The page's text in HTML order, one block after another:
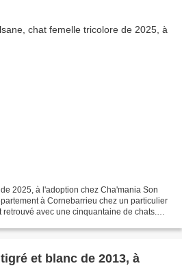
2025, à l'adoption chez Cha'mania Son
à Cornebarrieu chez un particulier
avec une cinquantaine de chats.
et blanc de 2013, à